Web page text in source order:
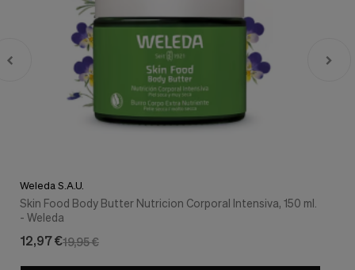
Weleda S.A.U.
Skin Food Body Butter Nutricion Corporal Intensiva, 150 ml.
- Weleda
19,95 €
12,97 €